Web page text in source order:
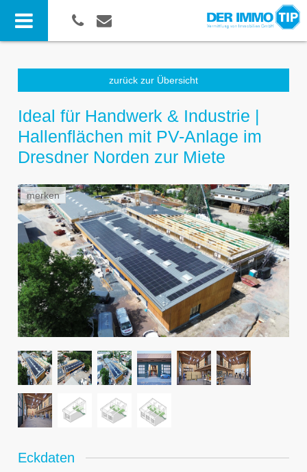
zurück zur Übersicht
Ideal für Handwerk & Industrie |
Hallenflächen mit PV-Anlage im
Dresdner Norden zur Miete
merken
Eckdaten